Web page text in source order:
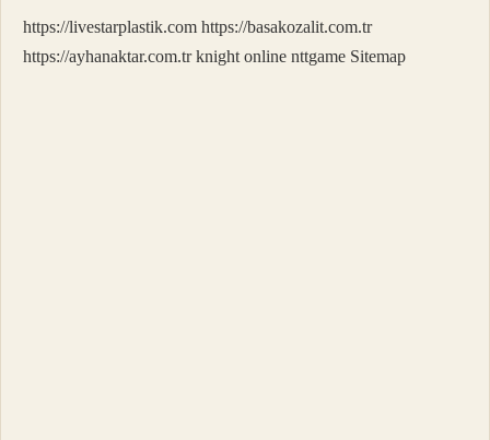
https://livestarplastik.com https://basakozalit.com.tr
https://ayhanaktar.com.tr knight online nttgame Sitemap